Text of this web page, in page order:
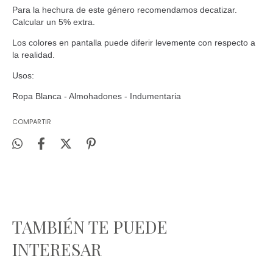
Para la hechura de este género recomendamos decatizar.
Calcular un 5% extra.
Los colores en pantalla puede diferir levemente con respecto a
la realidad.
Usos:
Ropa Blanca - Almohadones - Indumentaria
COMPARTIR
TAMBIÉN TE PUEDE
INTERESAR